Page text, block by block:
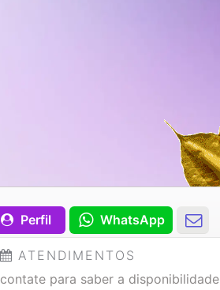
Perfil WhatsApp
ATENDIMENTOS
contate para saber a disponibilidade